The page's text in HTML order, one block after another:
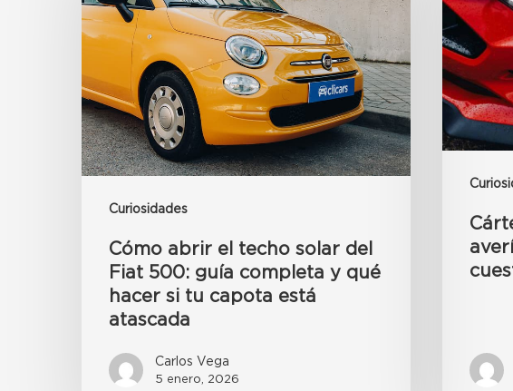
Curiosidades
Cómo abrir el techo solar del
Fiat 500: guía completa y qué
hacer si tu capota está
atascada
Carlos Vega
5 enero, 2026